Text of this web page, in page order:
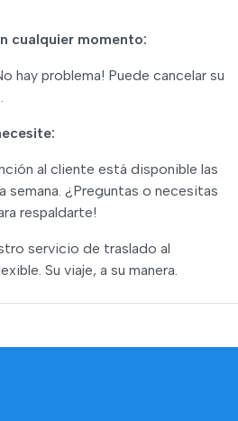
cualquier momento:
hay problema! Puede cancelar su
al cliente está disponible las
semana. ¿Preguntas o necesitas
respaldarte!
servicio de traslado al
Su viaje, a su manera.